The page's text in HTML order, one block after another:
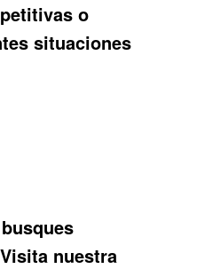
o
situaciones
nuestra